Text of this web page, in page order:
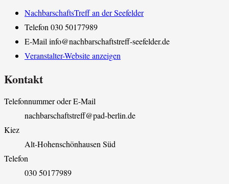
NachbarschaftsTreff an der Seefelder
Telefon030 50177989
E-Mailinfo@nachbarschaftstreff-seefelder.de
Veranstalter-Website anzeigen
Kontakt
Telefonnummer oder E-Mail
nachbarschaftstreff@pad-berlin.de
Kiez
Alt-Hohenschönhausen Süd
Telefon
030 50177989